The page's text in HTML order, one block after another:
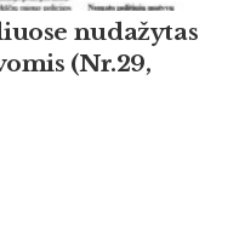
nudažytas
(Nr.29,